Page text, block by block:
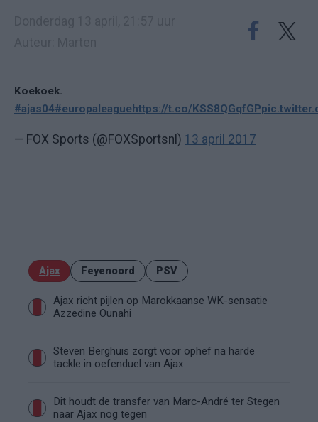
Koekoek.
#ajas04#europaleaguehttps://t.co/KSS8QGqfGP
— FOX Sports (@FOXSportsnl) 13 april 2017
Ajax Feyenoord PSV
Ajax richt pijlen op Marokkaanse WK-sensatie
Azzedine Ounahi
Steven Berghuis zorgt voor ophef na harde
tackle in oefenduel van Ajax
Dit houdt de transfer van Marc-André ter Stegen
naar Ajax nog tegen